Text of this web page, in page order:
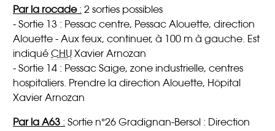
Par la rocade : 2 sorties possibles
- Sortie 13 : Pessac centre, Pessac Alouette, direction
Alouette - Aux feux, continuer, à 100 m à gauche. Est
indiqué CHU Xavier Arnozan
- Sortie 14 : Pessac Saige, zone industrielle, centres
hospitaliers. Prendre la direction Alouette, Hôpital
Xavier Arnozan
Par la A63 : Sortie n°26 Gradignan-Bersol : Direction